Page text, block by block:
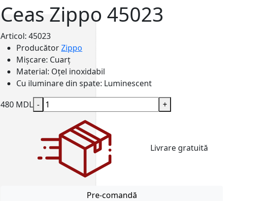
Ceas Zippo 45023
Articol: 45023
ProducătorZippo
Mișcare: Cuarț
Material: Oțel inoxidabil
Cu iluminare din spate: Luminescent
480 MDL - +
Livrare gratuită
Pre-comandă